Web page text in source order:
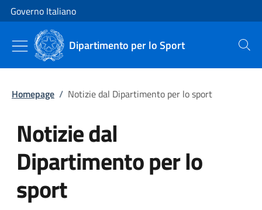
Vai al contenuto
Vai alla navigazione del sito
Governo Italiano
Dipartimento per lo Sport Cerca
Homepage / Notizie dal Dipartimento per lo sport
Notizie dal
Dipartimento per lo
sport